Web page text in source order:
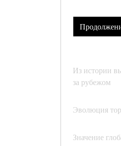
Из истории
за рубежом
Эволюция
Значение